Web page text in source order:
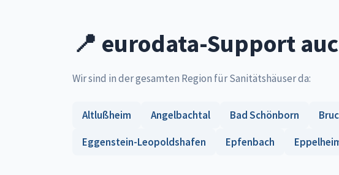
📍 eurodata-Support
Wir sind in der gesamten Region für Sanitätshäuser da:
Altlußheim Angelbachtal Bad Schönborn
Eggenstein-Leopoldshafen
Epfenbach